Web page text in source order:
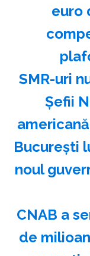
euro
SMR-uri
Șefii
București
noul
CNAB a
de